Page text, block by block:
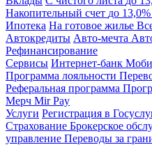
Накопительный счет до 13,0%
Ипотека На готовое жилье
Автокредиты Авто-мечта
Рефинансирование
Сервисы Интернет-банк
Программа лояльности
Реферальная программа
Мерч Mir Pay
Услуги Регистрация в
Страхование Брокерское
управление Переводы за